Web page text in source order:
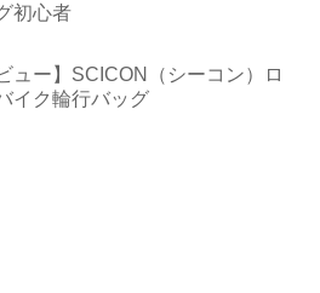
初心者
ュー】SCICON（シーコン）ロ
イク輪行バッグ